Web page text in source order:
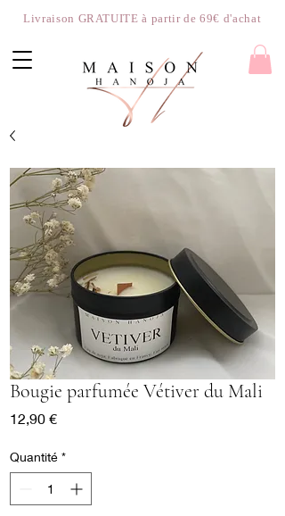
Livraison GRATUITE à partir de 69€ d'achat
Bougie parfumée Vétiver du Mali
12,90 €Prix
Quantité *